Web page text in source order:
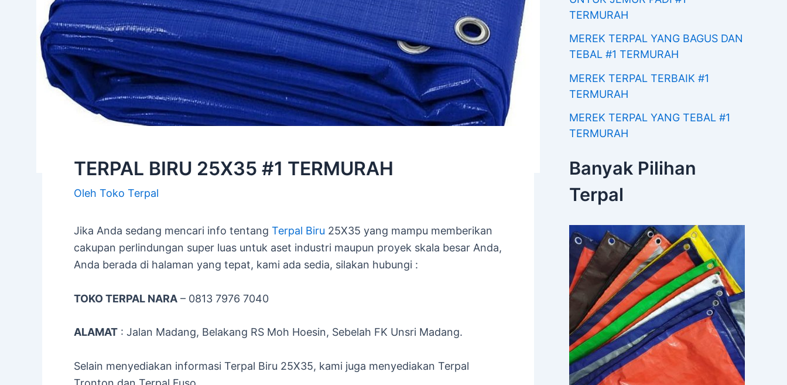
TERPAL BIRU 25X35 #1 TERMURAH
Oleh Toko Terpal
Jika Anda sedang mencari info tentang Terpal Biru 25X35 yang mampu memberikan
cakupan perlindungan super luas untuk aset industri maupun proyek skala besar Anda,
Anda berada di halaman yang tepat, kami ada sedia, silakan hubungi :
TOKO TERPAL NARA – 0813 7976 7040
ALAMAT : Jalan Madang, Belakang RS Moh Hoesin, Sebelah FK Unsri Madang.
Selain menyediakan informasi Terpal Biru 25X35, kami juga menyediakan Terpal
TERMURAH
MEREK TERPAL YANG BAGUS DAN
TEBAL #1 TERMURAH
MEREK TERPAL TERBAIK #1
TERMURAH
MEREK TERPAL YANG TEBAL #1
TERMURAH
Banyak Pilihan
Terpal